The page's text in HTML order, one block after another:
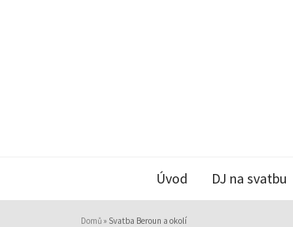
Úvod DJ na svatbu
Domů » Svatba Beroun a okolí